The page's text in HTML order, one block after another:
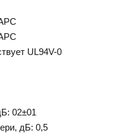
UL94V-0
02±01
дБ: 0,5